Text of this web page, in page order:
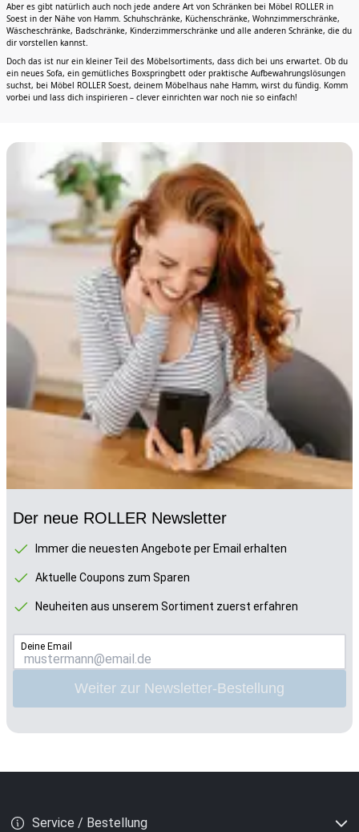
Aber es gibt natürlich auch noch jede andere Art von Schränken bei Möbel ROLLER in
Soest in der Nähe von Hamm. Schuhschränke, Küchenschränke, Wohnzimmerschränke,
Wäscheschränke, Badschränke, Kinderzimmerschränke und alle anderen Schränke, die du
dir vorstellen kannst.
Doch das ist nur ein kleiner Teil des Möbelsortiments, dass dich bei uns erwartet. Ob du
ein neues Sofa, ein gemütliches Boxspringbett oder praktische Aufbewahrungslösungen
suchst, bei Möbel ROLLER Soest, deinem Möbelhaus nahe Hamm, wirst du fündig. Komm
vorbei und lass dich inspirieren – clever einrichten war noch nie so einfach!
Der neue ROLLER Newsletter
Immer die neuesten Angebote per Email erhalten
Aktuelle Coupons zum Sparen
Neuheiten aus unserem Sortiment zuerst erfahren
Deine Email
Weiter zur Newsletter-Bestellung
Service / Bestellung